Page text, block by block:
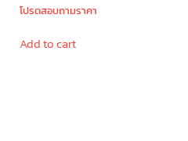
โปรดสอบถามราคา
Add to cart